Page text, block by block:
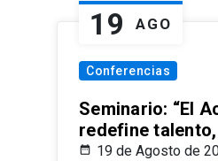
19 AGO
Conferencias
Seminario: “El
redefine
19 de Agosto de